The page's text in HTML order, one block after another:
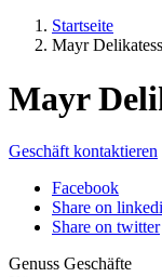
Startseite
Mayr
Mayr
Geschäft kontaktieren
Facebook
Share on
Share on twitter
Genuss Geschäfte